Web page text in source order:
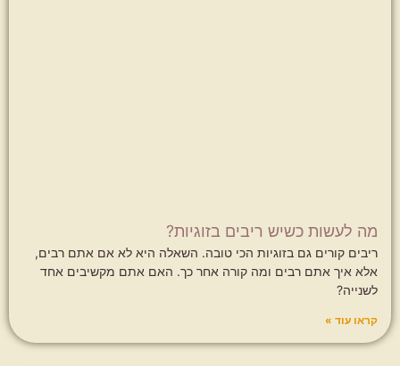
מה לעשות כשיש ריבים בזוגיות?
ריבים קורים גם בזוגיות הכי טובה. השאלה היא לא אם אתם רבים,
אלא איך אתם רבים ומה קורה אחר כך. האם אתם מקשיבים אחד
לשנייה?
קראו עוד »